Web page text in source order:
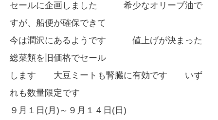
セールに企画しました 希少なオリーブ油で
すが、船便が確保できて
今は潤沢にあるようです 値上げが決まった
総菜類を旧価格でセール
します 大豆ミートも腎臓に有効です いず
れも数量限定です
９月１日(月)～９月１４日(日)